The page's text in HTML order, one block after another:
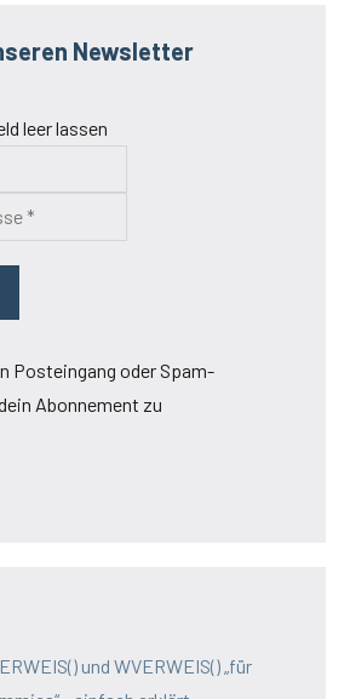
Newsletter
leer lassen
Posteingang oder Spam-
Abonnement zu
und WVERWEIS() „für